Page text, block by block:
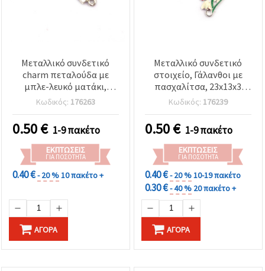
Μεταλλικό συνδετικό
charm πεταλούδα με
μπλε-λευκό ματάκι,
ασημί χρώμα, 17x10x3
mm, τρύπα: 1,5 mm – 2
Κωδικός: 176263
0.50€ 1-9 πακέτο
ΕΚΠΤΏΣΕΙΣ
ΓΙΑ ΠΟΣΌΤΗΤΑ
0.40 €- 20 %10 πακέτο +
ΑΓΟΡΆ
Μεταλλικό συνδετικό
στοιχείο, Γάλανθοι με
πασχαλίτσα, 23x13x3
mm, Οπή: 2 mm, Ασημί
χρώμα - 2 τεμ.
Κωδικός: 176239
0.50€ 1-9 πακέτο
ΕΚΠΤΏΣΕΙΣ
ΓΙΑ ΠΟΣΌΤΗΤΑ
0.40 €- 20 %10-19 πακέτο
0.30 €- 40 % 20 πακέτο +
ΑΓΟΡΆ